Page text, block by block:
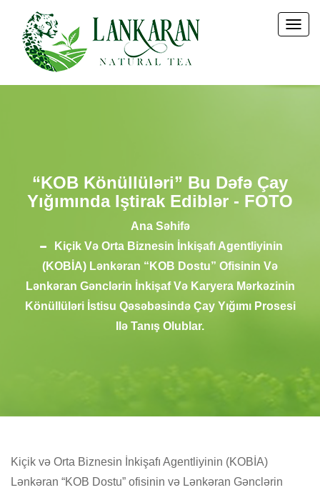
“KOB Könüllüləri” Bu Dəfə Çay
Yığımında Iştirak Ediblər - FOTO
Ana Səhifə
Kiçik Və Orta Biznesin İnkişafı Agentliyinin
(KOBİA) Lənkəran “KOB Dostu” Ofisinin Və
Lənkəran Gənclərin İnkişaf Və Karyera Mərkəzinin
Könüllüləri İstisu Qəsəbəsində Çay Yığımı Prosesi
Ilə Tanış Olublar.
Kiçik və Orta Biznesin İnkişafı Agentliyinin (KOBİA)
Lənkəran “KOB Dostu” ofisinin və Lənkəran Gənclərin